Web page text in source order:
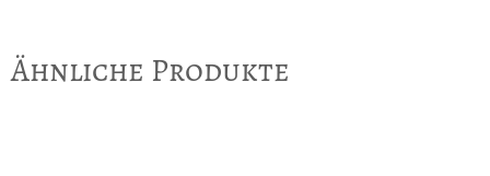
Ähnliche Produkte